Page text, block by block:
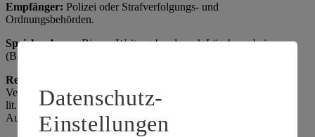
Empfänger: Polizei oder Strafverfolgungs- und
Ordnungsbehörden.
Speicherdauer:Bis zur Weitergabe, danach Löschung bei uns
(Behörden speichern separat).
Rechtsgrundlage:
Verpflichtung, z. B. aus StPO oder Polizeigesetzen); Art. 6 Abs. 1
lit. f) DSGVO (berechtigtes Interesse an Kooperation zur
Aufklärung von Straftaten).
Datenschutz-
Einstellungen